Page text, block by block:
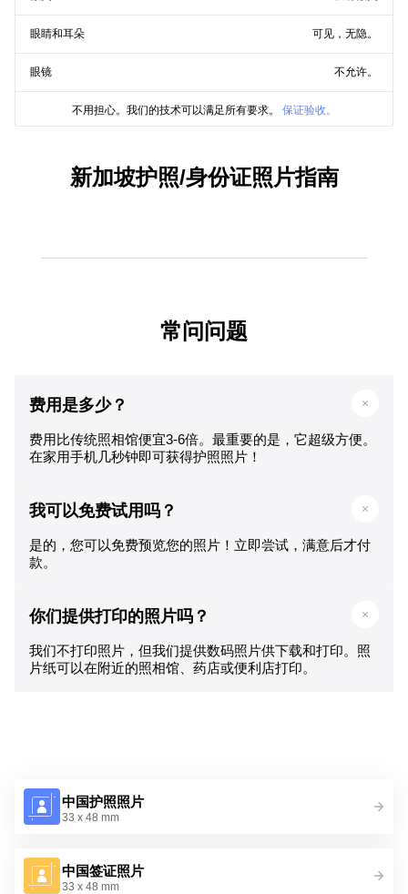
眼睛和耳朵 可见，无隐。
眼镜 不允许。
不用担心。我们的技术可以满足所有要求。 保证验收。
新加坡护照/身份证照片指南
常问问题
费用是多少？
费用比传统照相馆便宜3-6倍。最重要的是，它超级方便。
在家用手机几秒钟即可获得护照照片！
我可以免费试用吗？
是的，您可以免费预览您的照片！立即尝试，满意后才付
款。
你们提供打印的照片吗？
我们不打印照片，但我们提供数码照片供下载和打印。照
片纸可以在附近的照相馆、药店或便利店打印。
中国护照照片
33 x 48 mm
中国签证照片
33 x 48 mm